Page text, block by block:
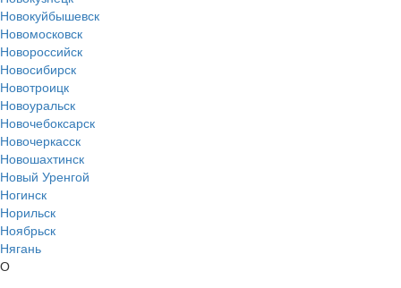
Новокуйбышевск
Новомосковск
Новороссийск
Новосибирск
Новотроицк
Новоуральск
Новочебоксарск
Новочеркасск
Новошахтинск
Новый Уренгой
Ногинск
Норильск
Ноябрьск
Нягань
О